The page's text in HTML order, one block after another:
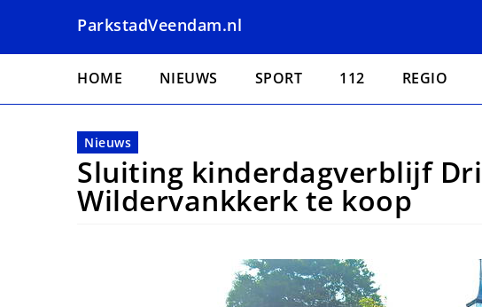
naar
ParkstadVeendam.nl
Hoofdnavigatie
HOME NIEUWS SPORT 112 REGIO
Nieuws
Sluiting kinderdagverblijf
Wildervankkerk te koop